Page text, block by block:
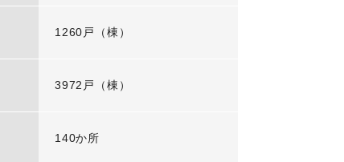
1260戸（棟）
3972戸（棟）
140か所